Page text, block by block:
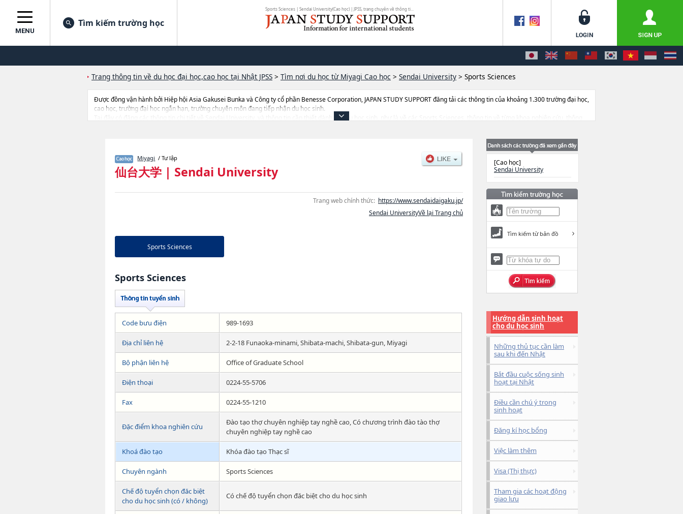
Sports Sciences | Sendai University(Cao học) | JPSS, trang chuyên về thông ti...
MENU
Tìm kiếm trường học
Trang thông tin về du học đại học,cao học tại Nhật JPSS > Tìm nơi du học từ Miyagi Cao học > Sendai University > Sports Sciences
Được đồng vận hành bởi Hiệp hội Asia Gakusei Bunka và Công ty cổ phần Benesse Corporation, JAPAN STUDY SUPPORT đăng tải các thông tin của khoảng 1.300 trường đại học,
cao học, trường đại học ngắn hạn, trường chuyên môn đang tiếp nhận du học sinh.
Tại đây có đăng các thông tin chi tiết về Sendai University, và thông tin cần thiết dành cho du học sinh, như là về các Sports Sciences, thông tin về từng khoa nghiên cứu, thông
Miyagi / Tư lập
仙台大学 | Sendai University
Trang web chính thức: https://www.sendaidaigaku.jp/
Sendai UniversityVề lại Trang chủ
Sports Sciences
Sports Sciences
Code bưu điện 989-1693
Địa chỉ liên hệ 2-2-18 Funaoka-minami, Shibata-machi, Shibata-gun, Miyagi
Bộ phận liên hệ Office of Graduate School
Điện thoại 0224-55-5706
Fax 0224-55-1210
Đặc điểm khoa nghiên cứu
Đào tạo thợ chuyên nghiệp tay nghề cao, Có chương trình đào tào thợ
chuyên nghiệp tay nghề cao
Khoá đào tạo Khóa đào tạo Thạc sĩ
Chuyên ngành Sports Sciences
Chế độ tuyển chọn đăc biệt
cho du học sinh (có / không)
Có chế độ tuyển chọn đăc biệt cho du học sinh
[Cao học]
Sendai University
Tìm kiếm từ bản đồ
Hướng dẫn sinh hoạt
cho du học sinh
Những thủ tục cần làm
sau khi đến Nhật
Bắt đầu cuộc sống sinh
hoạt tại Nhật
Điều cần chú ý trong
sinh hoạt
Đăng kí học bổng
Việc làm thêm
Visa (Thị thực)
Tham gia các hoạt động
giao lưu